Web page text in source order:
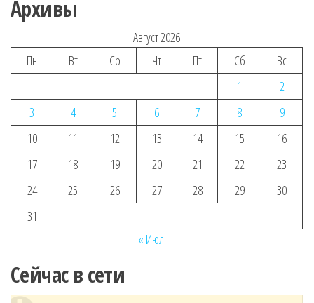
Архивы
Август 2026
Пн
Вт Ср Чт Пт Сб
Вс
1
2
3
4 5 6 7 8
9
10
11 12 13 14 15
16
17
18 19 20 21 22
23
24
25 26 27 28 29
30
31
« Июл
Сейчас в сети